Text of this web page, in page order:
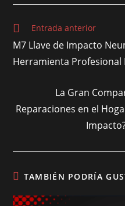
Entrada anterior
M7 Llave de Impacto
Herramienta Profesional
La Gran
Reparaciones en el
TAMBIÉN PODRÍA